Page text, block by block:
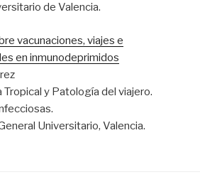
de Valencia.
vacunaciones, viajes e
en inmunodeprimidos
Tropical y Patología del viajero.
Universitario, Valencia.